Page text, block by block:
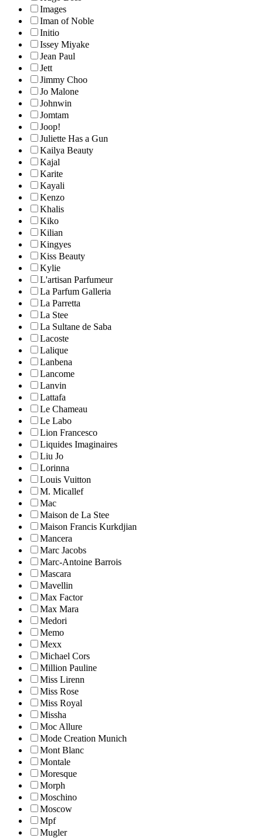
Images
Iman of Noble
Initio
Issey Miyake
Jean Paul
Jett
Jimmy Choo
Jo Malone
Johnwin
Jomtam
Joop!
Juliette Has a Gun
Kailya Beauty
Kajal
Karite
Kayali
Kenzo
Khalis
Kiko
Kilian
Kingyes
Kiss Beauty
Kylie
L'artisan Parfumeur
La Parfum Galleria
La Parretta
La Stee
La Sultane de Saba
Lacoste
Lalique
Lanbena
Lancome
Lanvin
Lattafa
Le Chameau
Le Labo
Lion Francesco
Liquides Imaginaires
Liu Jo
Lorinna
Louis Vuitton
M. Micallef
Mac
Maison de La Stee
Maison Francis Kurkdjian
Mancera
Marc Jacobs
Marc-Antoine Barrois
Mascara
Mavellin
Max Factor
Max Mara
Medori
Memo
Mexx
Michael Cors
Million Pauline
Miss Lirenn
Miss Rose
Miss Royal
Missha
Moc Allure
Mode Creation Munich
Mont Blanc
Montale
Moresque
Morph
Moschino
Moscow
Mpf
Mugler